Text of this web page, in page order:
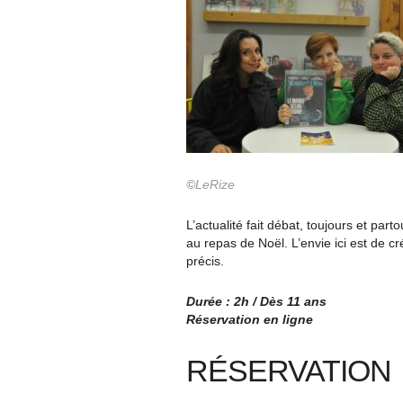
©LeRize
L’actualité fait débat, toujours et
au repas de Noël. L’envie ici est de
précis.
Durée : 2h / Dès 11 ans
Réservation en ligne
RÉSERVATION